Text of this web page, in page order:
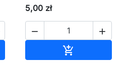
5,00 zł
 
